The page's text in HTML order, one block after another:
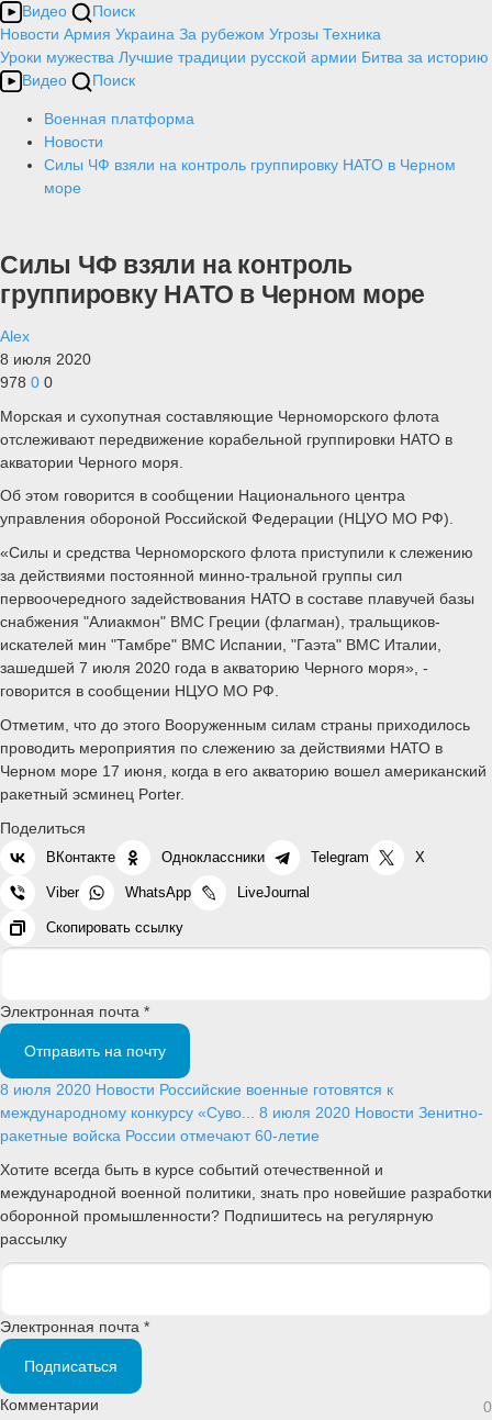
Видео
Поиск
Новости Армия Украина За рубежом Угрозы Техника
Уроки мужества Лучшие традиции русской армии Битва за историю
Видео
Поиск
Военная платформа
Новости
Силы ЧФ взяли на контроль группировку НАТО в Черном
море
Силы ЧФ взяли на контроль
группировку НАТО в Черном море
Alex
8 июля 2020
978 0 0
Морская и сухопутная составляющие Черноморского флота
отслеживают передвижение корабельной группировки НАТО в
акватории Черного моря.
Об этом говорится в сообщении Национального центра
управления обороной Российской Федерации (НЦУО МО РФ).
«Силы и средства Черноморского флота приступили к слежению
за действиями постоянной минно-тральной группы сил
первоочередного задействования НАТО в составе плавучей базы
снабжения "Алиакмон" ВМС Греции (флагман), тральщиков-
искателей мин "Тамбре" ВМС Испании, "Гаэта" ВМС Италии,
зашедшей 7 июля 2020 года в акваторию Черного моря», -
говорится в сообщении НЦУО МО РФ.
Отметим, что до этого Вооруженным силам страны приходилось
проводить мероприятия по слежению за действиями НАТО в
Черном море 17 июня, когда в его акваторию вошел американский
ракетный эсминец Porter.
Поделиться
ВКонтакте Одноклассники Telegram X
Viber WhatsApp LiveJournal
Скопировать ссылку
Электронная почта *
Отправить на почту
8 июля 2020 Новости Российские военные готовятся к
международному конкурсу «Суво... 8 июля 2020 Новости Зенитно-
ракетные войска России отмечают 60-летие
Хотите всегда быть в курсе событий отечественной и
международной военной политики, знать про новейшие разработки
оборонной промышленности? Подпишитесь на регулярную
рассылку
Электронная почта *
Подписаться
Комментарии 0